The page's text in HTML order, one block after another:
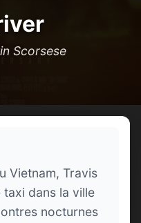
Scorsese
Vietnam, Travis
dans la ville
nocturnes